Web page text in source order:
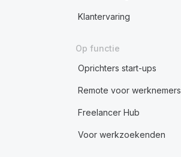
Klantervaring
Op functie
Oprichters start-ups
Remote voor werknemers
Freelancer Hub
Voor werkzoekenden